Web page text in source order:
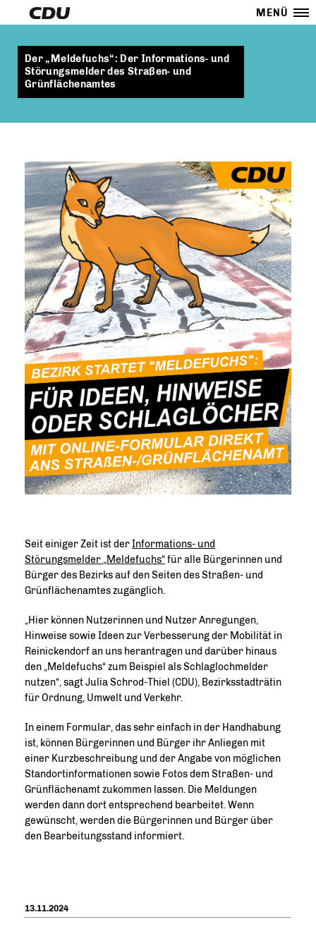
MENÜ
Der „Meldefuchs“: Der Informations- und
Störungsmelder des Straßen- und
Grünflächenamtes
Seit einiger Zeit ist derInformations- und
Störungsmelder „Meldefuchs“für alle Bürgerinnen und
Bürger des Bezirks auf den Seiten des Straßen- und
Grünflächenamtes zugänglich.
Hier können Nutzerinnen und Nutzer Anregungen,
Hinweise sowie Ideen zur Verbesserung der Mobilität in
Reinickendorf an uns herantragen und darüber hinaus
den „Meldefuchs“ zum Beispiel als Schlaglochmelder
nutzen“, sagt Julia Schrod-Thiel (CDU), Bezirksstadträtin
für Ordnung, Umwelt und Verkehr.
In einem Formular, das sehr einfach in der Handhabung
ist, können Bürgerinnen und Bürger ihr Anliegen mit
einer Kurzbeschreibung und der Angabe von möglichen
Standortinformationen sowie Fotos dem Straßen- und
Grünflächenamt zukommen lassen. Die Meldungen
werden dann dort entsprechend bearbeitet. Wenn
gewünscht, werden die Bürgerinnen und Bürger über
den Bearbeitungsstand informiert.
13.11.2024